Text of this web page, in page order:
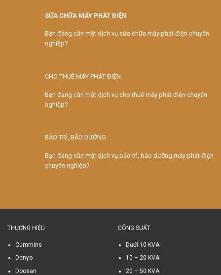
SỬA CHỮA MÁY PHÁT ĐIỆN
Bạn đang cần một dịch vụ sửa chữa máy phát điện chuyên
nghiệp?
CHO THUÊ MÁY PHÁT ĐIỆN
Bạn đang cần một dịch vụ cho thuê máy phát điện chuyên
nghiệp?
BẢO TRÌ, BẢO DƯỠNG
Bạn đang cần một dịch vụ bảo trì, bảo dưỡng máy phát điện
chuyên nghiệp?
THƯƠNG HIỆU
Cummins
Denyo
Doosan
CÔNG SUẤT
Dưới 10 KVA
10 – 20 KVA
20 – 50 KVA